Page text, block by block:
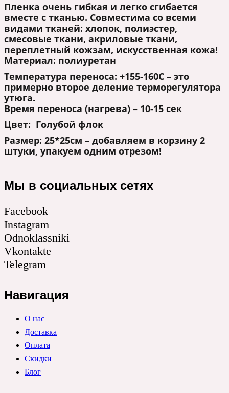
Пленка очень гибкая и легко сгибается
вместе с тканью. Совместима со всеми
видами тканей: хлопок, полиэстер,
смесовые ткани, акриловые ткани,
переплетный кожзам, искусственная кожа!
Материал: полиуретан
Температура переноса: +155-160С – это
примерно второе деление терморегулятора
утюга.
Время переноса (нагрева) – 10-15 сек
Цвет: Голубой флок
Размер: 25*25см – добавляем в корзину 2
штуки, упакуем одним отрезом!
Мы в социальных сетях
Facebook
Instagram
Odnoklassniki
Vkontakte
Telegram
Навигация
О нас
Доставка
Оплата
Скидки
Блог